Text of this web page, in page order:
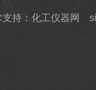
支持：化工仪器网